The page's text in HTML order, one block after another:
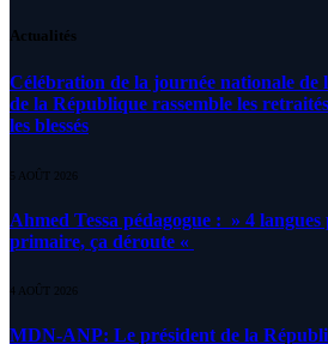
Actualités
Célébration de la journée nationale de
de la République rassemble les
les blessés
5 AOÛT 2026
Ahmed Tessa pédagogue : » 4
primaire, ça déroute «
4 AOÛT 2026
MDN-ANP: Le président de la